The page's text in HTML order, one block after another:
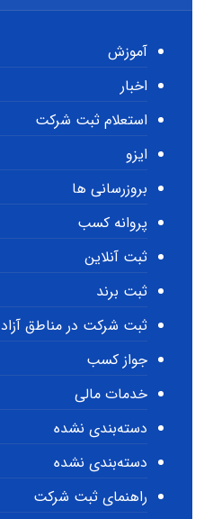
آموزش
اخبار
استعلام ثبت شرکت
ایزو
بروزرسانی ها
پروانه کسب
ثبت آنلاین
ثبت برند
ثبت شرکت در مناطق آزاد
جواز کسب
خدمات مالی
دسته‌بندی نشده
دسته‌بندی نشده
راهنمای ثبت شرکت